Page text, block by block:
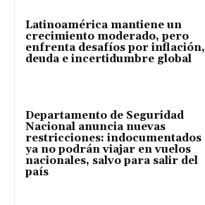
Latinoamérica mantiene un
crecimiento moderado, pero
enfrenta desafíos por inflación,
deuda e incertidumbre global
Departamento de Seguridad
Nacional anuncia nuevas
restricciones: indocumentados
ya no podrán viajar en vuelos
nacionales, salvo para salir del
país